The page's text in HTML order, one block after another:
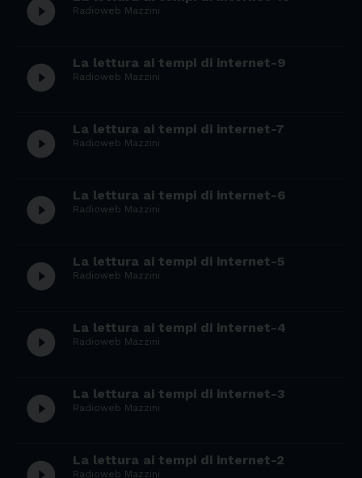
play_circle_filled Radioweb Mazzini
play_circle_filled La lettura ai tempi di internet-9
Radioweb Mazzini
play_circle_filled La lettura ai tempi di internet-7
Radioweb Mazzini
play_circle_filled La lettura ai tempi di internet-6
Radioweb Mazzini
play_circle_filled La lettura ai tempi di internet-5
Radioweb Mazzini
play_circle_filled La lettura ai tempi di internet-4
Radioweb Mazzini
play_circle_filled La lettura ai tempi di internet-3
Radioweb Mazzini
La lettura ai tempi di internet-2
Radioweb Mazzini